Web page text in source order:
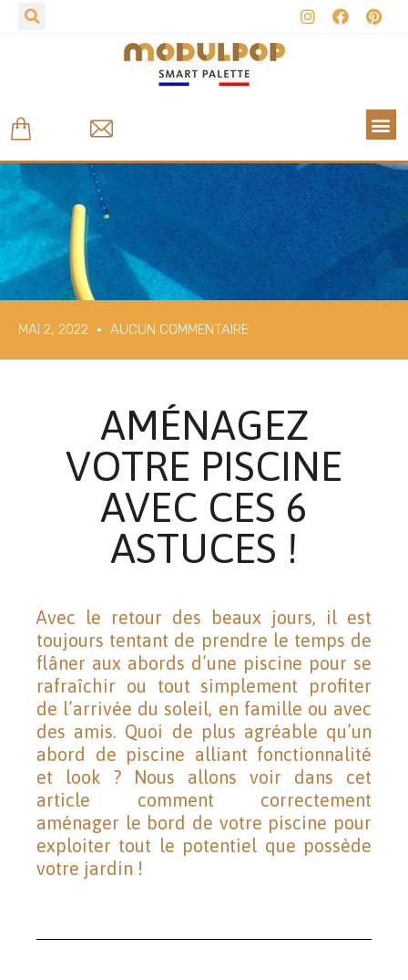
MAI 2, 2022 AUCUN COMMENTAIRE
AMÉNAGEZ
VOTRE PISCINE
AVEC CES 6
ASTUCES !
Avec le retour des beaux jours, il est
toujours tentant de prendre le temps de
flâner aux abords d’une piscine pour se
rafraîchir ou tout simplement profiter
de l’arrivée du soleil, en famille ou avec
des amis. Quoi de plus agréable qu’un
abord de piscine alliant fonctionnalité
et look ? Nous allons voir dans cet
article comment correctement
aménager le bord de votre piscine pour
exploiter tout le potentiel que possède
votre jardin !